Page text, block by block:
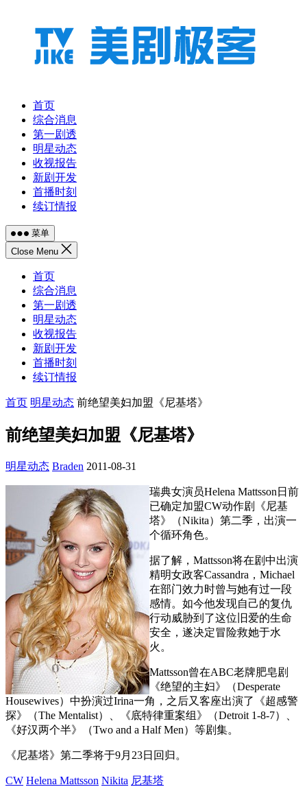
首页
综合消息
第一剧透
明星动态
收视报告
新剧开发
首播时刻
续订情报
菜单
Close Menu
首页
综合消息
第一剧透
明星动态
收视报告
新剧开发
首播时刻
续订情报
首页 明星动态 前绝望美妇加盟《尼基塔》
前绝望美妇加盟《尼基塔》
明星动态 Braden 2011-08-31
瑞典女演员Helena Mattsson日前
已确定加盟CW动作剧《尼基
塔》（Nikita）第二季，出演一
个循环角色。
据了解，Mattsson将在剧中出演
精明女政客Cassandra，Michael
在部门效力时曾与她有过一段
感情。如今他发现自己的复仇
行动威胁到了这位旧爱的生命
安全，遂决定冒险救她于水
火。
Mattsson曾在ABC老牌肥皂剧
《绝望的主妇》（Desperate
Housewives）中扮演过Irina一角，之后又客座出演了《超感警
探》（The Mentalist）、《底特律重案组》（Detroit 1-8-7）、
《好汉两个半》（Two and a Half Men）等剧集。
《尼基塔》第二季将于9月23日回归。
CW Helena Mattsson Nikita 尼基塔